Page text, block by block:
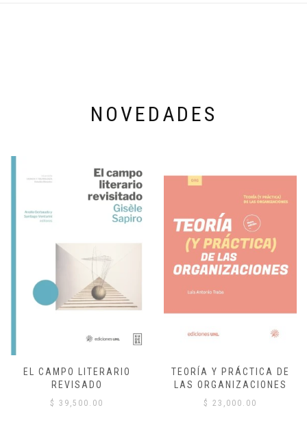
NOVEDADES
TEORÍA Y PRÁCTICA DE
LAS ORGANIZACIONES
$ 23,000.00
POEMAS NÍSPERO
$8,000.00